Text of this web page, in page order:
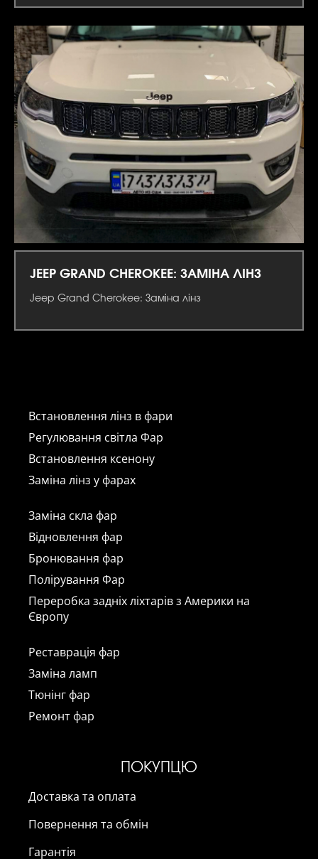
JEEP GRAND CHEROKEE: ЗАМІНА ЛІНЗ
Jeep Grand Cherokee: Заміна лінз
Встановлення лінз в фари
Регулювання світла Фар
Встановлення ксенону
Заміна лінз у фарах
Заміна скла фар
Відновлення фар
Бронювання фар
Полірування Фар
Переробка задніх ліхтарів з Америки на
Європу
Реставрація фар
Заміна ламп
Тюнінг фар
Ремонт фар
ПОКУПЦЮ
Доставка та оплата
Повернення та обмін
Гарантія